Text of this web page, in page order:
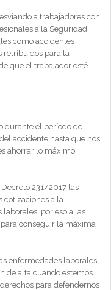
a trabajadores con
a la Seguridad
como accidentes
retribuidos para la
que el trabajador esté
durante el período de
accidente hasta que nos
ahorrar lo máximo
231/2017 las
cotizaciones a la
por eso a las
conseguir la máxima
enfermedades laborales
de alta cuando estemos
para defendernos